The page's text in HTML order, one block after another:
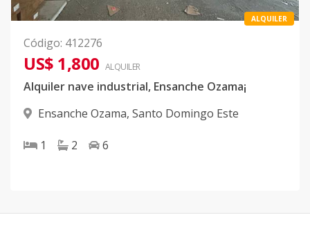
ALQUILER
Código: 412276
US$ 1,800 ALQUILER
Alquiler nave industrial, Ensanche Ozama¡
Ensanche Ozama, Santo Domingo Este
1 2 6